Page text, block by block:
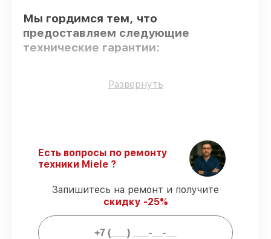
Мы гордимся тем, что
предоставляем следующие
технические гарантии:
Только фирменные комплектующие
–
соблюдаем сроки сервиса духового
шкафа H 5240 B AL, согласованные с
Сервис с гарантией– все работы по
восстановлению проводятся с
официальной гарантией.
Развернуть
Есть вопросы по ремонту
техники Miele ?
Запишитесь на ремонт и получите
скидку -25%